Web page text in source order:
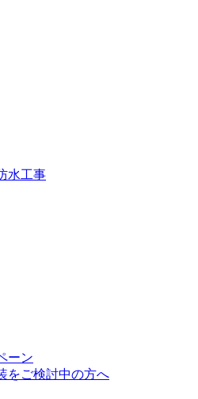
水工事
ーン
をご検討中の方へ